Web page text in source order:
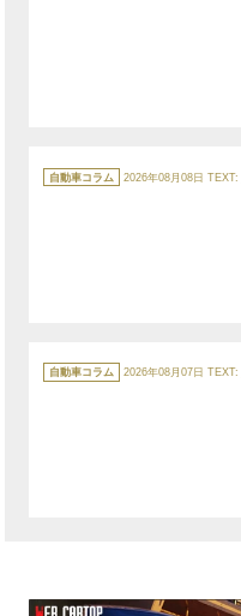
テ
ゴ
自動車コラム 2026年08月08日 TEXT:
テ
ゴ
自動車コラム 2026年08月07日 TEXT: